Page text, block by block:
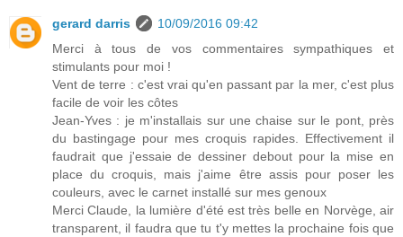
gerard darris
10/09/2016 09:42
Merci à tous de vos commentaires sympathiques et
stimulants pour moi !
Vent de terre : c'est vrai qu'en passant par la mer, c'est plus
facile de voir les côtes
Jean-Yves : je m'installais sur une chaise sur le pont, près
du bastingage pour mes croquis rapides. Effectivement il
faudrait que j'essaie de dessiner debout pour la mise en
place du croquis, mais j'aime être assis pour poser les
couleurs, avec le carnet installé sur mes genoux
Merci Claude, la lumière d'été est très belle en Norvège, air
transparent, il faudra que tu t'y mettes la prochaine fois que